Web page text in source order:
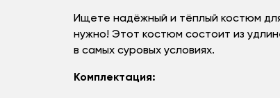
Ищете надёжный и тёплый костюм
нужно! Этот костюм состоит из
в самых суровых условиях.
Комплектация: